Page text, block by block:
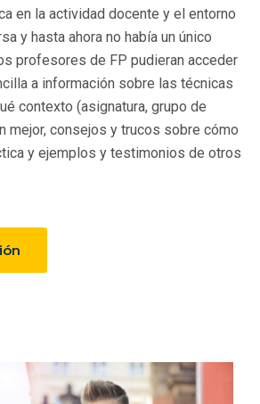
en la actividad docente y el entorno
y hasta ahora no había un único
profesores de FP pudieran acceder
a información sobre las técnicas
contexto (asignatura, grupo de
mejor, consejos y trucos sobre cómo
y ejemplos y testimonios de otros